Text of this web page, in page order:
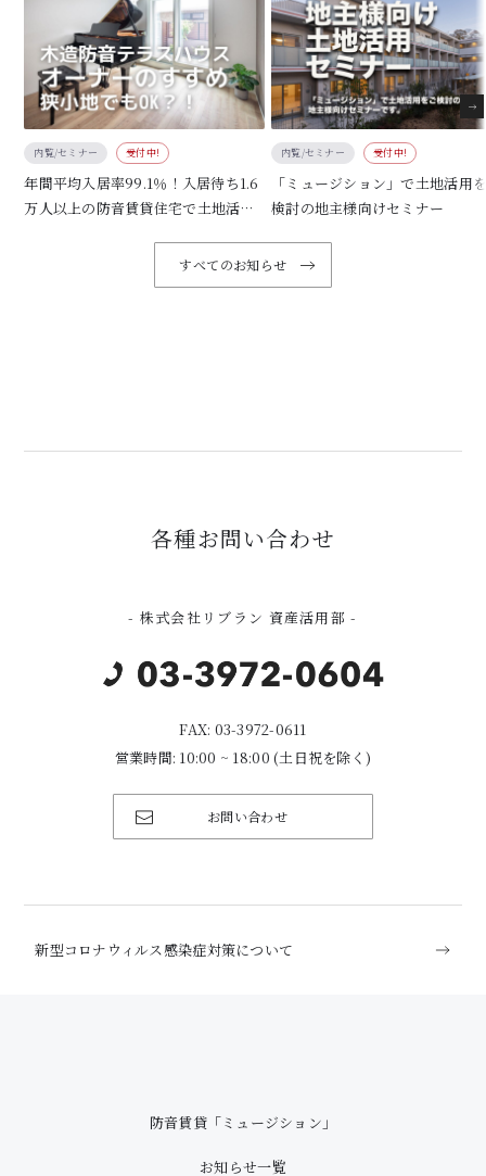
内覧/セミナー 受付中!
年間平均入居率99.1％！入居待ち1.6
万人以上の防音賃貸住宅で土地活用
内覧/セミナー 受付中!
「ミュージション」で土地活用
検討の地主様向けセミナー
すべてのお知らせ
各種お問い合わせ
- 株式会社リブラン 資産活用部 -
FAX: 03-3972-0611
営業時間: 10:00 ~ 18:00 (土日祝を除く)
お問い合わせ
新型コロナウィルス感染症対策について
防音賃貸「ミュージション」
お知らせ一覧